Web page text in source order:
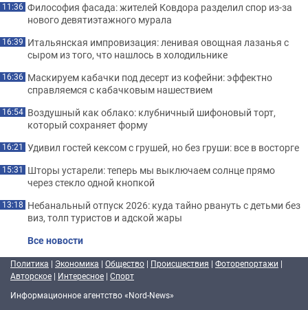
11:36 Философия фасада: жителей Ковдора разделил спор из-за
нового девятиэтажного мурала
16:39 Итальянская импровизация: ленивая овощная лазанья с
сыром из того, что нашлось в холодильнике
16:36 Маскируем кабачки под десерт из кофейни: эффектно
справляемся с кабачковым нашествием
16:54 Воздушный как облако: клубничный шифоновый торт,
который сохраняет форму
16:21 Удивил гостей кексом с грушей, но без груши: все в восторге
15:31 Шторы устарели: теперь мы выключаем солнце прямо
через стекло одной кнопкой
13:18 Небанальный отпуск 2026: куда тайно рвануть с детьми без
виз, толп туристов и адской жары
Все новости
Политика | Экономика | Общество | Происшествия | Фоторепортажи |
Авторское | Интересное | Спорт
Информационное агентство «Nord-News»